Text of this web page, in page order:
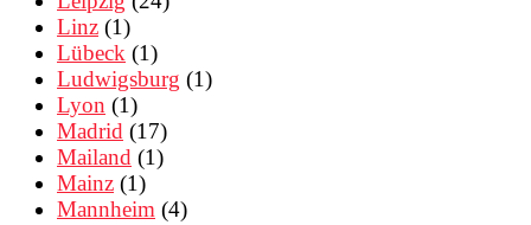
Linz (1)
Lübeck (1)
Ludwigsburg (1)
Lyon (1)
Madrid (17)
Mailand (1)
Mainz (1)
Mannheim (4)